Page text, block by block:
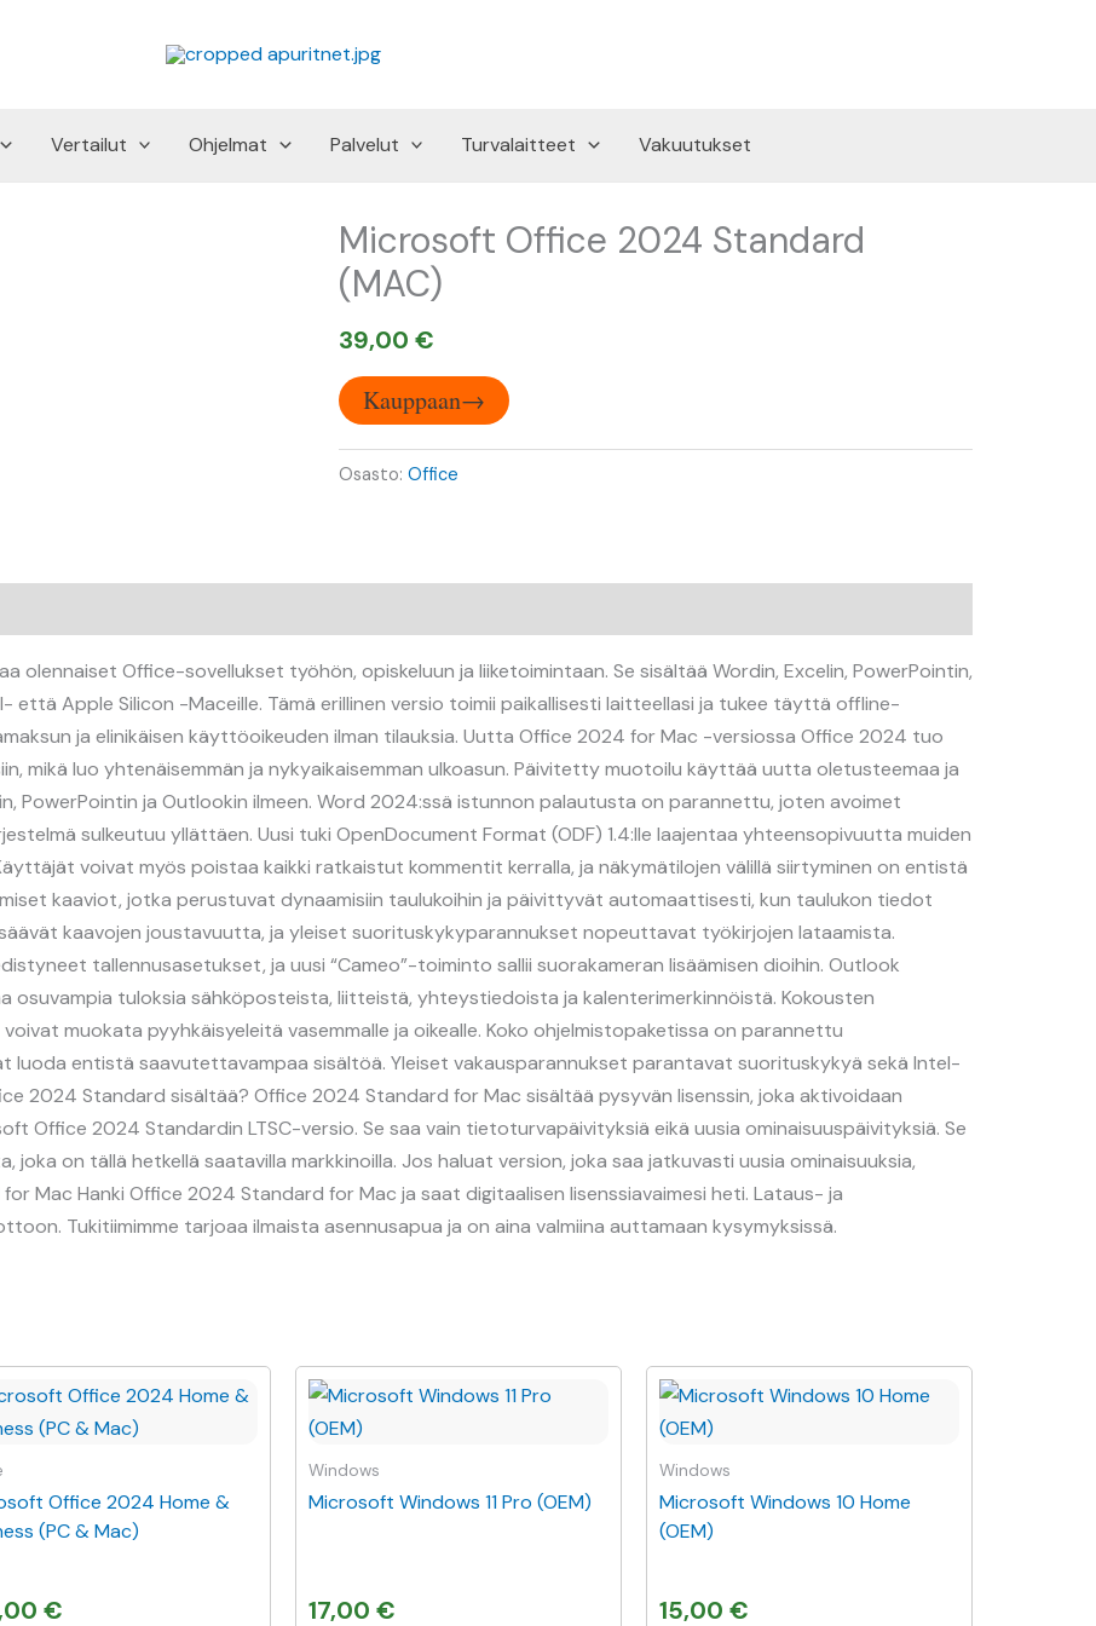
Vertailut Ohjelmat Palvelut Turvalaitteet Vakuutukset
Microsoft Office 2024 Standard
(MAC)
39,00 €
Kauppaan→
Osasto: Office
Office-sovellukset työhön, opiskeluun ja liiketoimintaan. Se sisältää Wordin, Excelin, PowerPointin,
että Apple Silicon -Maceille. Tämä erillinen versio toimii paikallisesti laitteellasi ja tukee täyttä offline-
ja elinikäisen käyttöoikeuden ilman tilauksia. Uutta Office 2024 for Mac -versiossa Office 2024 tuo
mikä luo yhtenäisemmän ja nykyaikaisemman ulkoasun. Päivitetty muotoilu käyttää uutta oletusteemaa ja
PowerPointin ja Outlookin ilmeen. Word 2024:ssä istunnon palautusta on parannettu, joten avoimet
sulkeutuu yllättäen. Uusi tuki OpenDocument Format (ODF) 1.4:lle laajentaa yhteensopivuutta muiden
voivat myös poistaa kaikki ratkaistut kommentit kerralla, ja näkymätilojen välillä siirtyminen on entistä
kaaviot, jotka perustuvat dynaamisiin taulukoihin ja päivittyvät automaattisesti, kun taulukon tiedot
kaavojen joustavuutta, ja yleiset suorituskykyparannukset nopeuttavat työkirjojen lataamista.
tallennusasetukset, ja uusi “Cameo”-toiminto sallii suorakameran lisäämisen dioihin. Outlook
osuvampia tuloksia sähköposteista, liitteistä, yhteystiedoista ja kalenterimerkinnöistä. Kokousten
muokata pyyhkäisyeleitä vasemmalle ja oikealle. Koko ohjelmistopaketissa on parannettu
entistä saavutettavampaa sisältöä. Yleiset vakausparannukset parantavat suorituskykyä sekä Intel-
2024 Standard sisältää? Office 2024 Standard for Mac sisältää pysyvän lisenssin, joka aktivoidaan
Office 2024 Standardin LTSC-versio. Se saa vain tietoturvapäivityksiä eikä uusia ominaisuuspäivityksiä. Se
on tällä hetkellä saatavilla markkinoilla. Jos haluat version, joka saa jatkuvasti uusia ominaisuuksia,
Mac Hanki Office 2024 Standard for Mac ja saat digitaalisen lisenssiavaimesi heti. Lataus- ja
Tukitiimimme tarjoaa ilmaista asennusapua ja on aina valmiina auttamaan kysymyksissä.
Office 2024 Home &
(PC & Mac)
€
Windows
Microsoft Windows 11 Pro (OEM)
17,00 €
Windows
Microsoft Windows 10 Home
(OEM)
15,00 €